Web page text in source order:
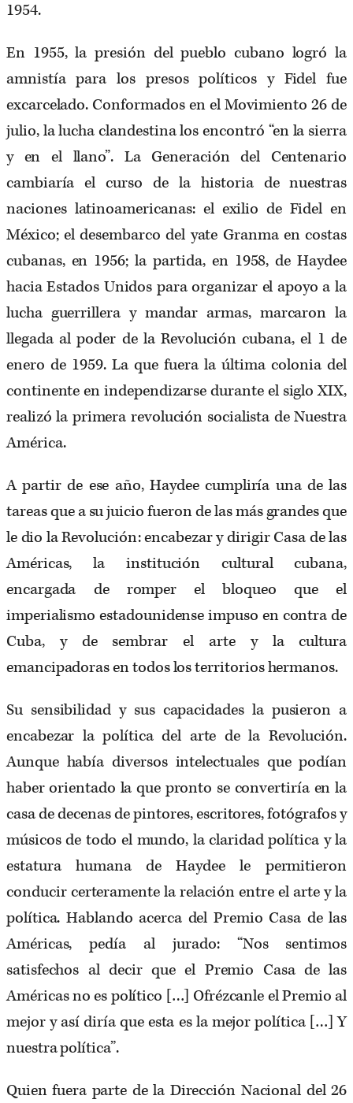
1954.
En 1955, la presión del pueblo cubano logró la
amnistía para los presos políticos y Fidel fue
excarcelado. Conformados en el Movimiento 26 de
julio, la lucha clandestina los encontró “en la sierra
y en el llano”. La Generación del Centenario
cambiaría el curso de la historia de nuestras
naciones latinoamericanas: el exilio de Fidel en
México; el desembarco del yate Granma en costas
cubanas, en 1956; la partida, en 1958, de Haydee
hacia Estados Unidos para organizar el apoyo a la
lucha guerrillera y mandar armas, marcaron la
llegada al poder de la Revolución cubana, el 1 de
enero de 1959. La que fuera la última colonia del
continente en independizarse durante el siglo XIX,
realizó la primera revolución socialista de Nuestra
América.
A partir de ese año, Haydee cumpliría una de las
tareas que a su juicio fueron de las más grandes que
le dio la Revolución: encabezar y dirigir Casa de las
Américas, la institución cultural cubana,
encargada de romper el bloqueo que el
imperialismo estadounidense impuso en contra de
Cuba, y de sembrar el arte y la cultura
emancipadoras en todos los territorios hermanos.
Su sensibilidad y sus capacidades la pusieron a
encabezar la política del arte de la Revolución.
Aunque había diversos intelectuales que podían
haber orientado la que pronto se convertiría en la
casa de decenas de pintores, escritores, fotógrafos y
músicos de todo el mundo, la claridad política y la
estatura humana de Haydee le permitieron
conducir certeramente la relación entre el arte y la
política. Hablando acerca del Premio Casa de las
Américas, pedía al jurado: “Nos sentimos
satisfechos al decir que el Premio Casa de las
Américas no es político […] Ofrézcanle el Premio al
mejor y así diría que esta es la mejor política […] Y
nuestra política”.
Quien fuera parte de la Dirección Nacional del 26